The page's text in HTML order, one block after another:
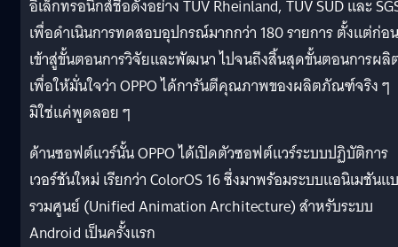
อิเล็กทรอนิกส์ชื่อดังอย่าง TÜV Rheinland, TÜV SÜD และ
เพื่อดำเนินการทดสอบอุปกรณ์มากกว่า 180 รายการ ตั้งแต่ก่อน
เข้าสู่ขั้นตอนการวิจัยและพัฒนา ไปจนถึงสิ้นสุดขั้นตอนการผลิ
เพื่อให้มั่นใจว่า OPPO ได้การันตีคุณภาพของผลิตภัณฑ์จริง ๆ
มิใช่แค่พูดลอย ๆ
ด้านซอฟต์แวร์นั้น OPPO ได้เปิดตัวซอฟต์แวร์ระบบปฏิบัติการ
เวอร์ชันใหม่ เรียกว่า ColorOS 16 ซึ่งมาพร้อมระบบแอนิเมชันแ
รวมศูนย์ (Unified Animation Architecture) สำหรับระบบ
Android เป็นครั้งแรก